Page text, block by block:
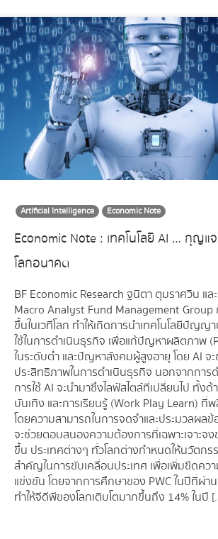
Artificial Intelligence Economic Note
Economic Note : เทคโนโลยี AI … กุญแ
โลกอนาคต
BF Economic Research ฐนิตา ตุมราศวิน แ
Macro Analyst Fund Management Group
ขึ้นในเวทีโลก ทำให้เกิดการนำเทคโนโลยีปัญญ
ใช้ในการดำเนินธุรกิจ เพื่อแก้ปัญหาผลิตภาพ
ในระดับต่ำ และปัญหาสังคมผู้สูงอายุ โดย AI จ
ประสิทธิภาพในการดำเนินธุรกิจ นอกจากการ
การใช้ AI จะนำมาซึ่งไลฟ์สไตล์ที่เปลี่ยนไป ทั้ง
บันเทิง และการเรียนรู้ (Work Play Learn) ที่
โดยความสามารถในการจดจำและประมวลผล
จะช่วยตอบสนองความต้องการที่เฉพาะเจาะจ
ขึ้น ประเทศต่างๆ ทั่วโลกต่างกำหนดให้นวัตก
สำคัญในการขับเคลื่อนประเทศ เพื่อเพิ่มขีดคว
แข่งขัน โดยจากการศึกษาของ PWC ในปีที่ผ่าน
ทำให้จีดีพีของโลกเติบโตมากขึ้นถึง 14% ในปี